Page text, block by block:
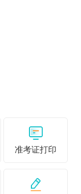
，还有章节知
准考证打印